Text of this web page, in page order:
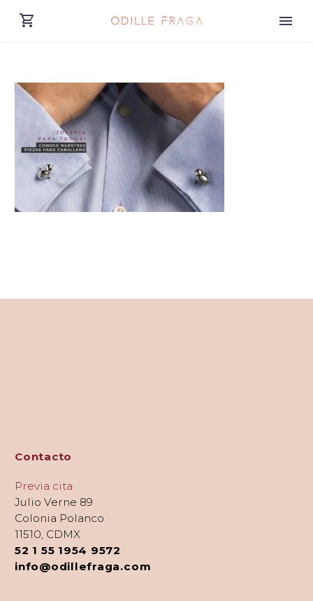
Contacto
Previa cita
Julio Verne 89
Colonia Polanco
11510, CDMX
52 1 55 1954 9572
info@odillefraga.com